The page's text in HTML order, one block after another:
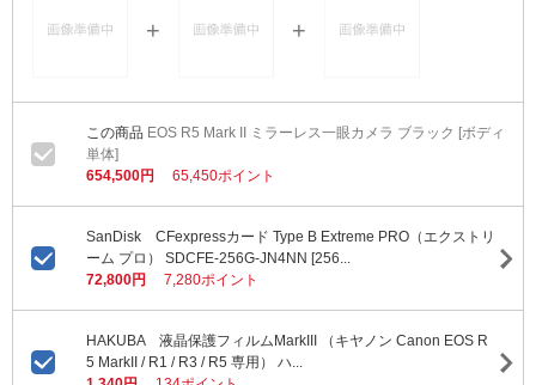
EOS R5 Mark II ミラーレス一眼カメラ ブラック [ボディ
単体]
654,500円
65,450ポイント
SanDisk CFexpressカード Type B Extreme PRO（エクストリ
ーム プロ） SDCFE-256G-JN4NN [256...
72,800円
7,280ポイント
HAKUBA 液晶保護フィルムMarkIII （キヤノン Canon EOS R
5 MarkII / R1 / R3 / R5 専用） ハ...